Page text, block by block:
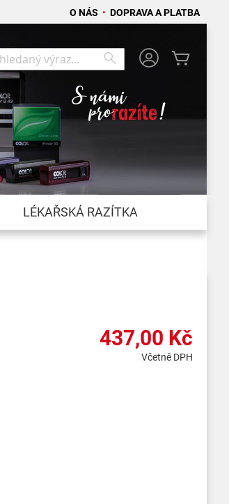
O NÁS • DOPRAVA A PLATBA
Search
LÉKAŘSKÁ RAZÍTKA
437,00 Kč
Včetně DPH